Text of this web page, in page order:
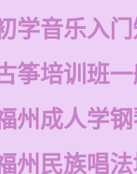
学音乐入
筝培训班
州成人学
州民族唱